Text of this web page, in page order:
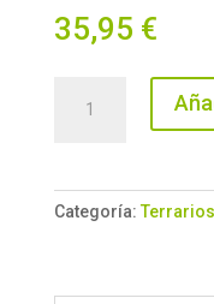
35,95 €
TERRA
cantidad
Categoría:Terrarios